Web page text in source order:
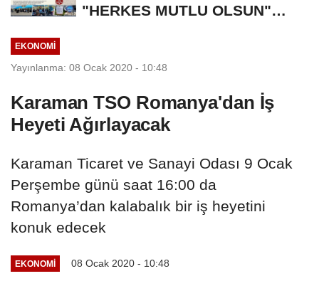
"HERKES MUTLU OLSUN"
EKONOMI
Yayınlanma: 08 Ocak 2020 - 10:48
Karaman TSO Romanya'dan İş
Heyeti Ağırlayacak
Karaman Ticaret ve Sanayi Odası 9 Ocak
Perşembe günü saat 16:00 da
Romanya’dan kalabalık bir iş heyetini
konuk edecek
EKONOMI 08 Ocak 2020 - 10:48